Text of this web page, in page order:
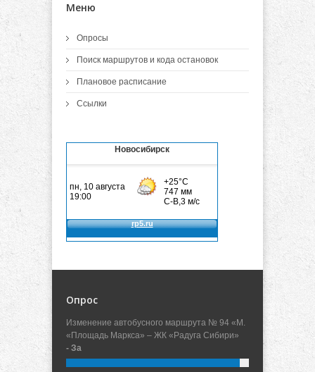
Меню
Опросы
Поиск маршрутов и кода остановок
Плановое расписание
Ссылки
Новосибирск
Опрос
Изменение автобусного маршрута № 94 «М.
«Площадь Маркса» – ЖК «Радуга Сибири»
- За